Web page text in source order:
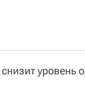
уровень